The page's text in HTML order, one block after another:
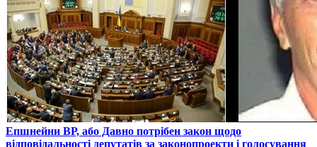
​Епшнейни ВР, або Давно потрібен закон щодо
відповідальності депутатів за законопроекти і голосування